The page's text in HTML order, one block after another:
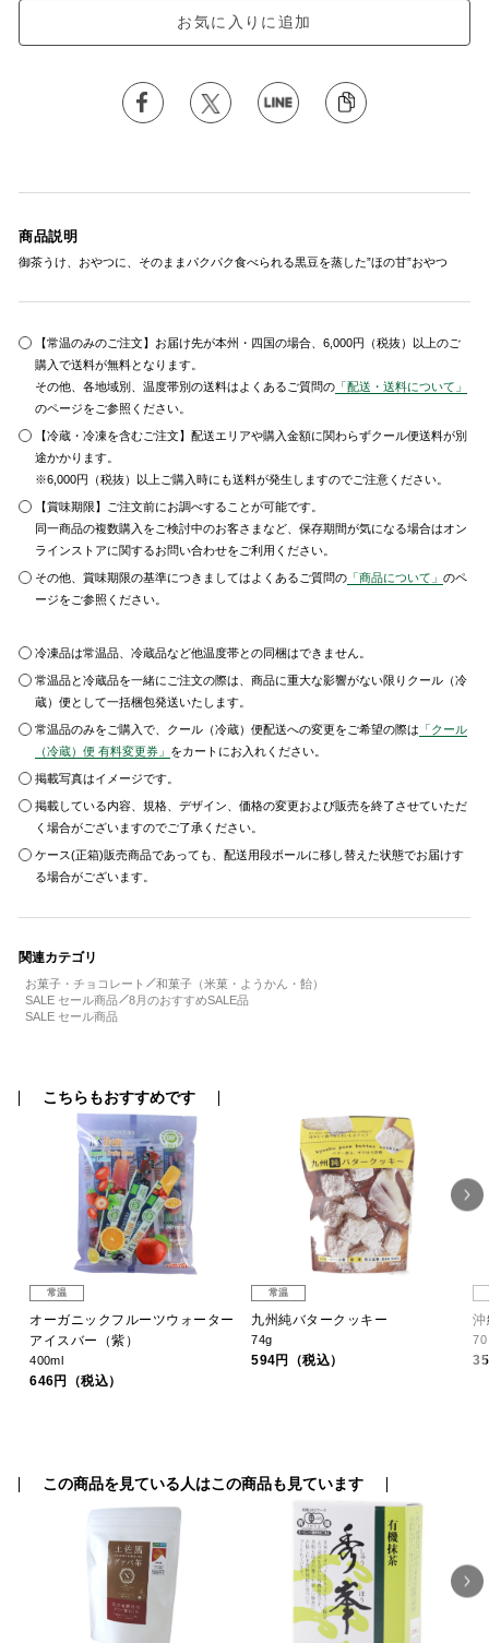
お気に入りに追加
商品説明
御茶うけ、おやつに、そのままパクパク食べられる黒豆を蒸した”ほの甘”おやつ
【常温のみのご注文】お届け先が本州・四国の場合、6,000円（税抜）以上のご
購入で送料が無料となります。
その他、各地域別、温度帯別の送料はよくあるご質問の 「配送・送料について」
のページをご参照ください。
【冷蔵・冷凍を含むご注文】配送エリアや購入金額に関わらずクール便送料が別
途かかります。
※6,000円（税抜）以上ご購入時にも送料が発生しますのでご注意ください。
【賞味期限】ご注文前にお調べすることが可能です。
同一商品の複数購入をご検討中のお客さまなど、保存期間が気になる場合はオン
ラインストアに関するお問い合わせをご利用ください。
その他、賞味期限の基準につきましてはよくあるご質問の 「商品について」のペ
ージをご参照ください。
冷凍品は常温品、冷蔵品など他温度帯との同梱はできません。
常温品と冷蔵品を一緒にご注文の際は、商品に重大な影響がない限りクール（冷
蔵）便として一括梱包発送いたします。
常温品のみをご購入で、クール（冷蔵）便配送への変更をご希望の際は 「クール
（冷蔵）便 有料変更券」 をカートにお入れください。
掲載写真はイメージです。
掲載している内容、規格、デザイン、価格の変更および販売を終了させていただ
く場合がございますのでご了承ください。
ケース(正箱)販売商品であっても、配送用段ボールに移し替えた状態でお届けす
る場合がございます。
関連カテゴリ
お菓子・チョコレート
和菓子（米菓・ようかん・飴）
SALE セール商品
8月のおすすめSALE品
SALE セール商品
こちらもおすすめです
常温
オーガニックフルーツウォーター
アイスバー（紫）
400ml
646円（税込）
常温
九州純バタークッキー
74g
594円（税込）
70
この商品を見ている人はこの商品も見ています